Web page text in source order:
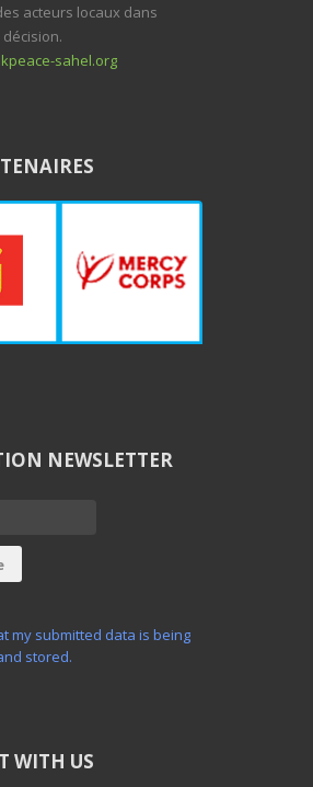
acteurs locaux dans
sahel.org
NEWSLETTER
my submitted data is being
stored.
WITH US